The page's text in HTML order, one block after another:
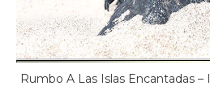
Rumbo A Las Islas Encantadas